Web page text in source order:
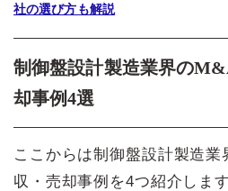
社の選び方も解説
制御盤設計製造業界の
却事例4選
ここからは制御盤設計製造業
収・売却事例を4つ紹介します